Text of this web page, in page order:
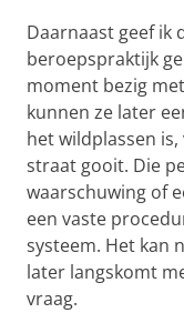
Daarnaast geef ik
beroepspraktijk
moment bezig
kunnen ze later
het wildplassen
straat gooit. Die
waarschuwing of
een vaste
systeem. Het kan
later langskomt
vraag.